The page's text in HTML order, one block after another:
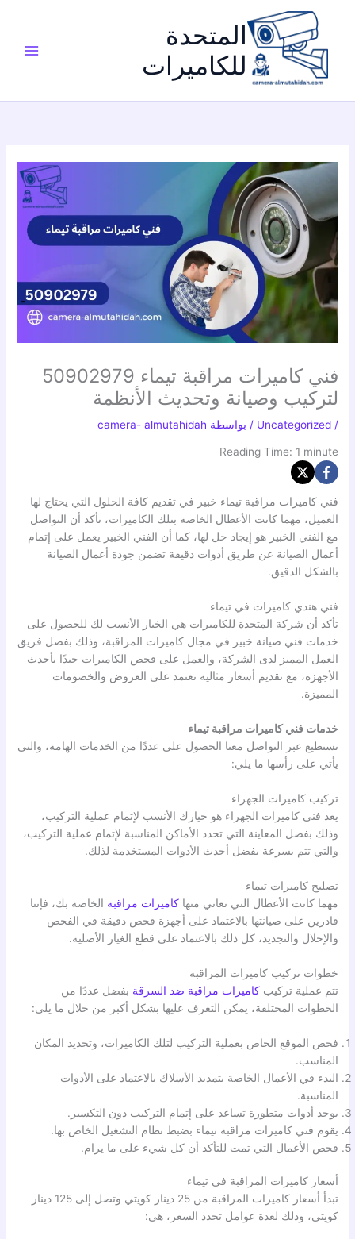
المتحدة
للكاميرات
فني كاميرات مراقبة تيماء 50902979
لتركيب وصيانة وتحديث الأنظمة
/
Uncategorized / بواسطة camera- almutahidah
Reading Time: 1 minute
فني كاميرات مراقبة تيماء خبير في تقديم كافة الحلول التي يحتاج لها
العميل، مهما كانت الأعطال الخاصة بتلك الكاميرات، تأكد أن التواصل
مع الفني الخبير هو إيجاد حل لها، كما أن الفني الخبير يعمل على إتمام
أعمال الصيانة عن طريق أدوات دقيقة تضمن جودة أعمال الصيانة
بالشكل الدقيق.
فني هندي كاميرات في تيماء
تأكد أن شركة المتحدة للكاميرات هي الخيار الأنسب لك للحصول على
خدمات فني صيانة خبير في مجال كاميرات المراقبة، وذلك بفضل فريق
العمل المميز لدى الشركة، والعمل على فحص الكاميرات جيدًا بأحدث
الأجهزة، مع تقديم أسعار مثالية تعتمد على العروض والخصومات
المميزة.
خدمات فني كاميرات مراقبة تيماء
تستطيع عبر التواصل معنا الحصول على عددًا من الخدمات الهامة، والتي
يأتي على رأسها ما يلي:
تركيب كاميرات الجهراء
يعد فني كاميرات الجهراء هو خيارك الأنسب لإتمام عملية التركيب،
وذلك بفضل المعاينة التي تحدد الأماكن المناسبة لإتمام عملية التركيب،
والتي تتم بسرعة بفضل أحدث الأدوات المستخدمة لذلك.
تصليح كاميرات تيماء
مهما كانت الأعطال التي تعاني منهاكاميرات مراقبة الخاصة بك، فإننا
قادرين على صيانتها بالاعتماد على أجهزة فحص دقيقة في الفحص
والإحلال والتجديد، كل ذلك بالاعتماد على قطع الغيار الأصلية.
خطوات تركيب كاميرات المراقبة
تتم عملية تركيبكاميرات مراقبة ضد السرقة بفضل عددًا من
الخطوات المختلفة، يمكن التعرف عليها بشكل أكبر من خلال ما يلي:
فحص الموقع الخاص بعملية التركيب لتلك الكاميرات، وتحديد المكان
المناسب.
البدء في الأعمال الخاصة بتمديد الأسلاك بالاعتماد على الأدوات
المناسبة.
يوجد أدوات متطورة تساعد على إتمام التركيب دون التكسير.
يقوم فني كاميرات مراقبة تيماء بضبط نظام التشغيل الخاص بها.
فحص الأعمال التي تمت للتأكد أن كل شيء على ما يرام.
أسعار كاميرات المراقبة في تيماء
تبدأ أسعار كاميرات المراقبة من 25 دينار كويتي وتصل إلى 125 دينار
كويتي، وذلك لعدة عوامل تحدد السعر، هي: